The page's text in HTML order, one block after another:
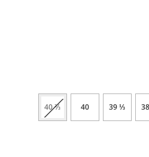
⅓ 39
40
⅔ 40